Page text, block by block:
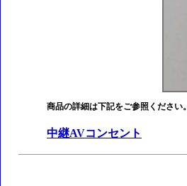
商品の詳細は下記をご参照ください。
中継AVコンセント